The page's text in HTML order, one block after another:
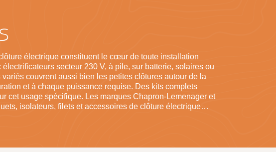
électrique constituent le cœur de toute installation
secteur 230 V, à pile, sur batterie, solaires ou
couvrent aussi bien les petites clôtures autour de la
et à chaque puissance requise. Des kits complets
cet usage spécifique. Les marques Chapron-Lemenager et
isolateurs, filets et accessoires de clôture électrique
modulable et durablement efficace.